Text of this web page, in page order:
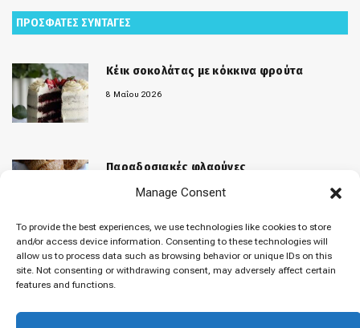
Manage Consent
To provide the best experiences, we use technologies like cookies to store
and/or access device information. Consenting to these technologies will
allow us to process data such as browsing behavior or unique IDs on this
site. Not consenting or withdrawing consent, may adversely affect certain
features and functions.
ΠΡΟΣΦΑΤΕΣ ΣΥΝΤΑΓΕΣ
Κέικ σοκολάτας με κόκκινα φρούτα
8 Μαΐου 2026
Παραδοσιακές φλαούνες
31 Μαρτίου 2026
«Μελομακάρονα»
9 Δεκεμβρίου 2025